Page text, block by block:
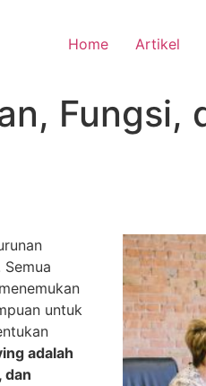
Home Artikel
Fungsi,
untuk
adalah
dan